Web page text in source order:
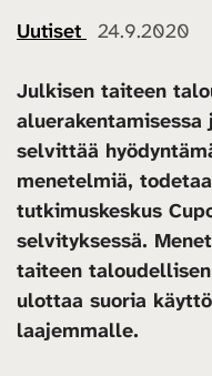
Uutiset 24.9.2020
Julkisen taiteen
selvittää
menetelmiä,
tutkimuskeskus
selvityksessä.
taiteen
ulottaa suoria
laajemmalle.